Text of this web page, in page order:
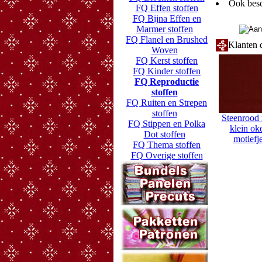
FQ Effen stoffen
FQ Bijna Effen en
Marmer stoffen
FQ Flanel en Brushed
Woven
FQ Kerst stoffen
FQ Kinder stoffen
FQ Reproductie
stoffen
FQ Ruiten en Strepen
stoffen
FQ Stippen en Polka
Dot stoffen
FQ Thema stoffen
FQ Overige stoffen
Ook
Klanten
Steenrood
klein